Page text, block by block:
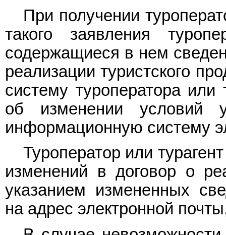
При получении
такого заявления
содержащиеся в нем
реализации туристского
систему туроператора или
об изменении условий
информационную систему
Туроператор или
изменений в договор о
указанием измененных
на адрес электронной